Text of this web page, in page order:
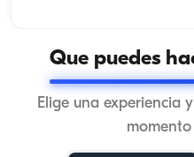
Que puedes
Elige una experiencia